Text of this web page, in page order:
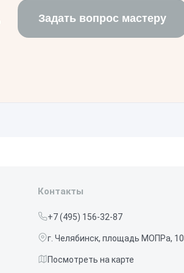
Задать вопрос мастеру
Контакты
+7 (495) 156-32-87
г. Челябинск, площадь МОПРа, 10
Посмотреть на карте